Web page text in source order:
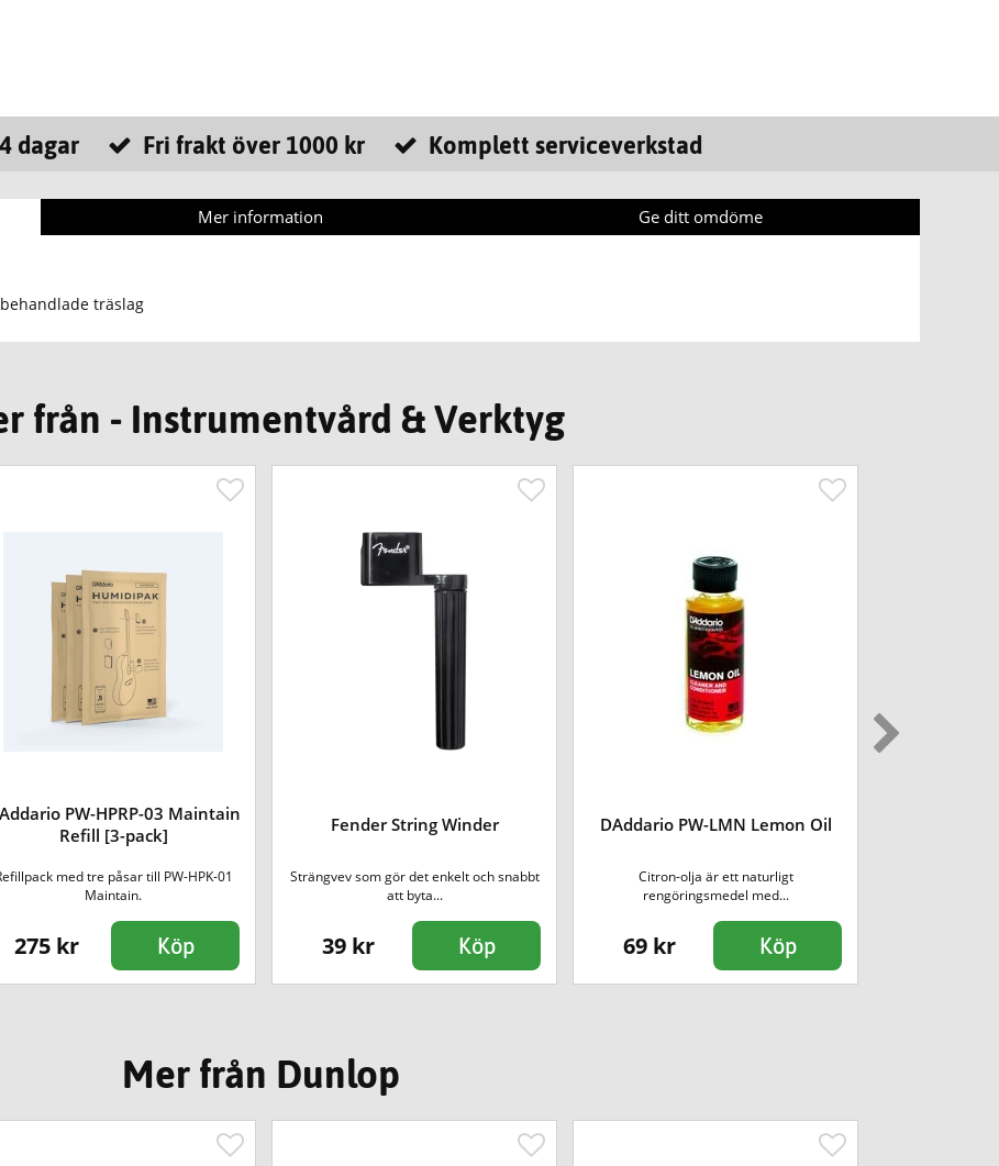
dagar Fri frakt över 1000 kr Komplett serviceverkstad
Mer information Ge ditt omdöme
träslag
från - Instrumentvård & Verktyg
PW-HPRP-03 Maintain
Refill [3-pack]
med tre påsar till PW-HPK-01
Maintain.
275 kr Köp
Fender String Winder
Strängvev som gör det enkelt och snabbt
att byta...
39 kr Köp
DAddario PW-LMN Lemon Oil
Citron-olja är ett naturligt
rengöringsmedel med...
69 kr Köp
Mer från Dunlop